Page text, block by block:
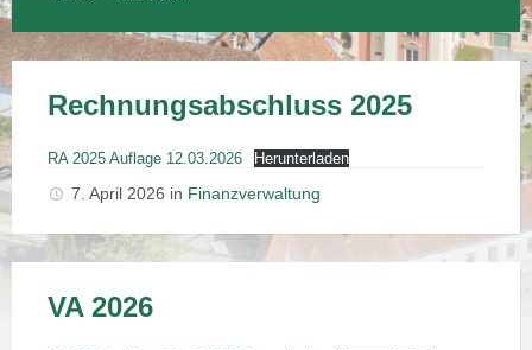
Rechnungsabschluss 2025
RA 2025 Auflage 12.03.2026 Herunterladen
7. April 2026 in Finanzverwaltung
VA 2026